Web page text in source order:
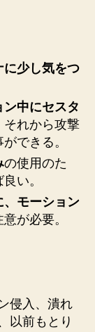
に少し気をつ
中にセスタ
それから攻撃
できる。
の使用のた
い。
、モーション
が必要。
侵入、潰れ
以前もとり